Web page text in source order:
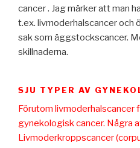
cancer . Jag märker att man
t.ex. livmoderhalscancer och
sak som äggstockscancer.
skillnaderna.
SJU TYPER AV
Förutom livmoderhalscancer
gynekologisk cancer. Några
Livmoderkroppscancer